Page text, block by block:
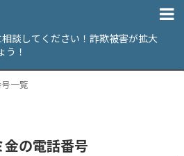
談してください！詐欺被害が拡大
う！
一覧
の電話番号